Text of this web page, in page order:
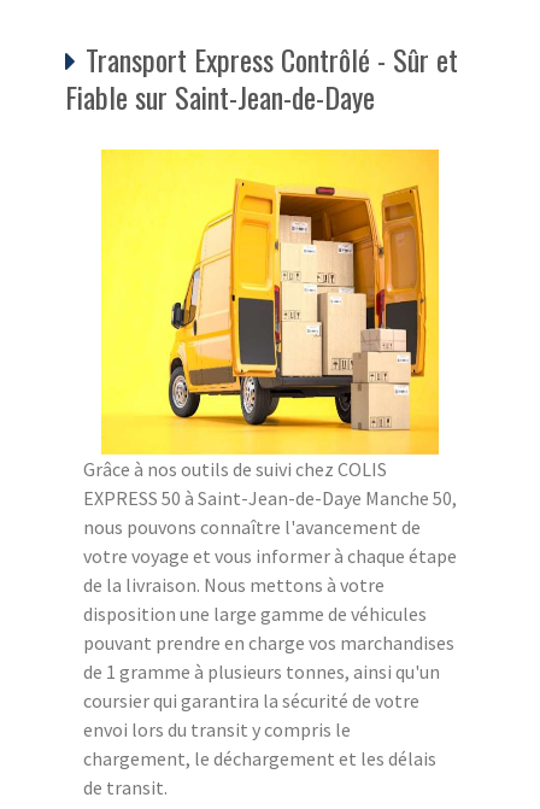
Transport Express Contrôlé - Sûr et
Fiable sur Saint-Jean-de-Daye
Grâce à nos outils de suivi chez COLIS
EXPRESS 50 à Saint-Jean-de-Daye Manche 50,
nous pouvons connaître l'avancement de
votre voyage et vous informer à chaque étape
de la livraison. Nous mettons à votre
disposition une large gamme de véhicules
pouvant prendre en charge vos marchandises
de 1 gramme à plusieurs tonnes, ainsi qu'un
coursier qui garantira la sécurité de votre
envoi lors du transit y compris le
chargement, le déchargement et les délais
de transit.